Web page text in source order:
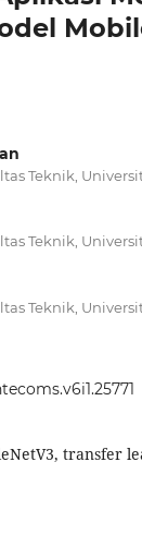
Teknik,
Teknik,
Teknik,
transfer